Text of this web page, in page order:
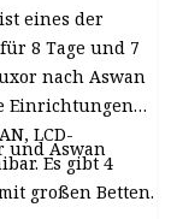
eines der
8 Tage und 7
nach Aswan
Einrichtungen
LCD-
Es gibt 4
großen Betten.
und Aswan